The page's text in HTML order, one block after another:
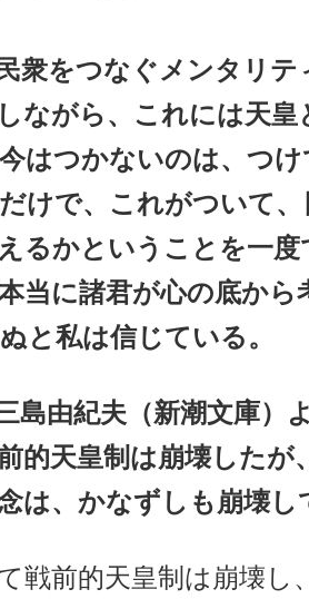
つなぐメンタリテ
がら、これには天皇
はつかないのは、つ
けで、これがついて
るかということを一
当に諸君が心の底か
と私は信じている。
島由紀夫（新潮文庫）
的天皇制は崩壊したが
は、かなずしも崩壊
戦前的天皇制は崩壊し